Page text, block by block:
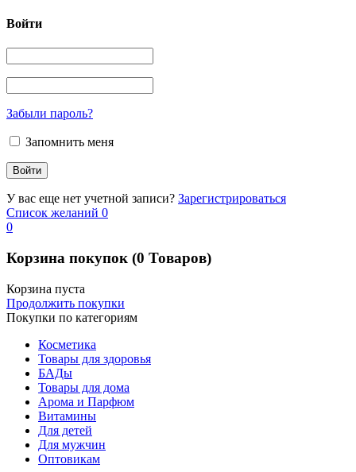
Войти
Забыли пароль?
Запомнить меня
У вас еще нет учетной записи? Зарегистрироваться
Список желаний 0
0
Корзина покупок (0 Товаров)
Корзина пуста
Продолжить покупки
Покупки по категориям
Косметика
Товары для здоровья
БАДы
Товары для дома
Арома и Парфюм
Витамины
Для детей
Для мужчин
Оптовикам